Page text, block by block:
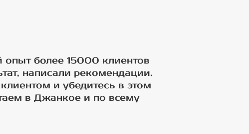
опыт более 15000 клиентов
написали рекомендации.
и убедитесь в этом
в Джанкое и по всему